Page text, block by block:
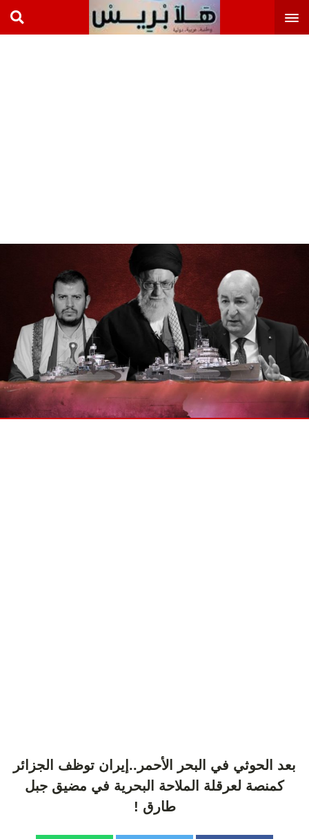
بعد الحوثي في البحر الأحمر..إيران توظف الجزائر
كمنصة لعرقلة الملاحة البحرية في مضيق جبل
طارق !